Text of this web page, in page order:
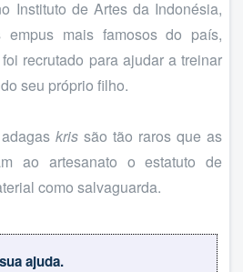
Instituto de Artes da Indonésia,
empus mais famosos do país,
recrutado para ajudar a treinar
seu próprio filho.
kris são tão raros que as
ao artesanato o estatuto de
como salvaguarda.
ajuda.